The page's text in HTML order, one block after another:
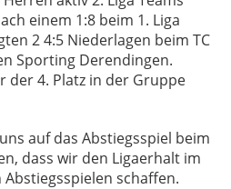
einem 1:8 beim 1. Liga
2 4:5 Niederlagen beim TC
Sporting Derendingen.
der 4. Platz in der Gruppe
auf das Abstiegsspiel beim
dass wir den Ligaerhalt im
schaffen.